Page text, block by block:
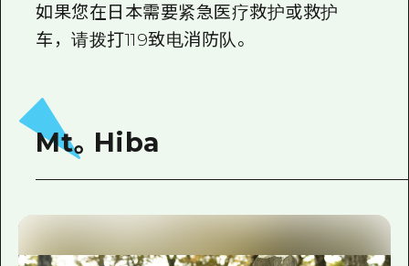
如果您在日本需要紧急医疗救护或救护
车，请拨打119致电消防队。
Mt。Hiba